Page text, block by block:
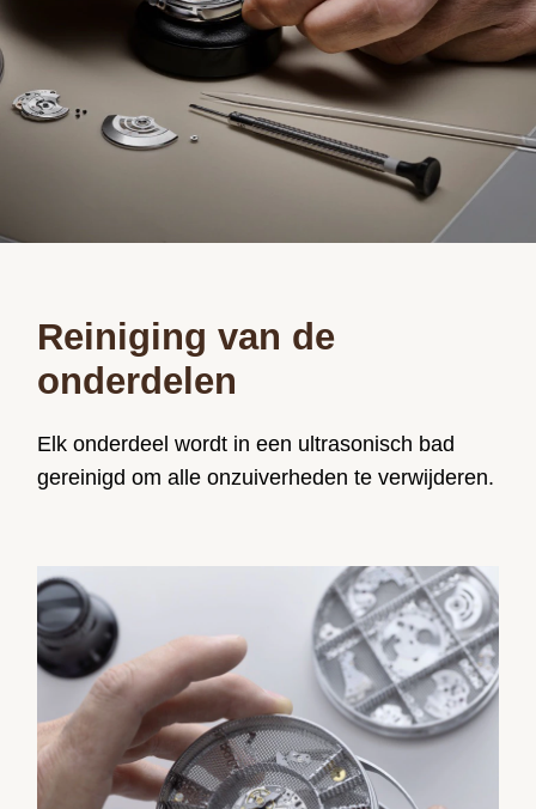
Reiniging van de
onderdelen
Elk onderdeel wordt in een ultrasonisch bad
gereinigd om alle onzuiverheden te verwijderen.